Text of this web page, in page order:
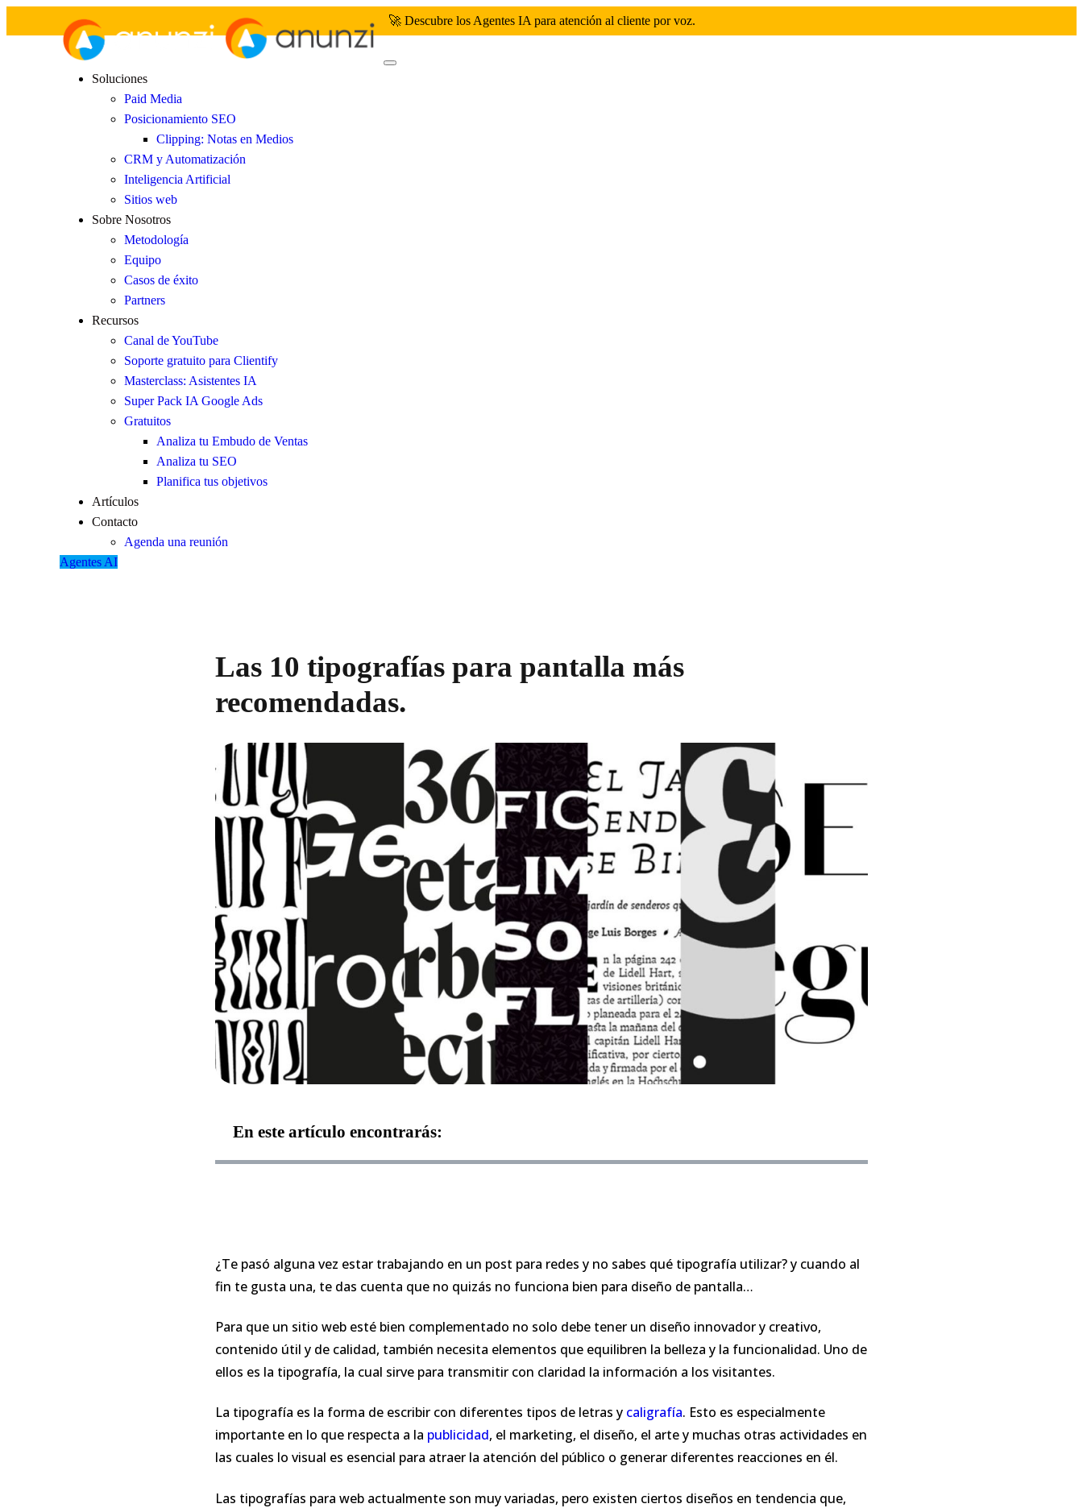
🚀 Descubre los Agentes IA para atención al cliente por voz.
Soluciones
Paid Media
Posicionamiento SEO
Clipping: Notas en Medios
CRM y Automatización
Inteligencia Artificial
Sitios web
Sobre Nosotros
Metodología
Equipo
Casos de éxito
Partners
Recursos
Canal de YouTube
Soporte gratuito para Clientify
Masterclass: Asistentes IA
Super Pack IA Google Ads
Gratuitos
Analiza tu Embudo de Ventas
Analiza tu SEO
Planifica tus objetivos
Artículos
Contacto
Agenda una reunión
Agentes AI
Las 10 tipografías para pantalla más
recomendadas.
En este artículo encontrarás:
¿Te pasó alguna vez estar trabajando en un post para redes y no sabes qué tipografía utilizar? y cuando al
fin te gusta una, te das cuenta que no quizás no funciona bien para diseño de pantalla…
Para que un sitio web esté bien complementado no solo debe tener un diseño innovador y creativo,
contenido útil y de calidad, también necesita elementos que equilibren la belleza y la funcionalidad. Uno de
ellos es la tipografía, la cual sirve para transmitir con claridad la información a los visitantes.
La tipografía es la forma de escribir con diferentes tipos de letras y caligrafía. Esto es especialmente
importante en lo que respecta a la publicidad, el marketing, el diseño, el arte y muchas otras actividades en
las cuales lo visual es esencial para atraer la atención del público o generar diferentes reacciones en él.
Las tipografías para web actualmente son muy variadas, pero existen ciertos diseños en tendencia que,